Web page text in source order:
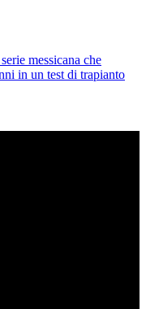
messicana che
in un test di trapianto